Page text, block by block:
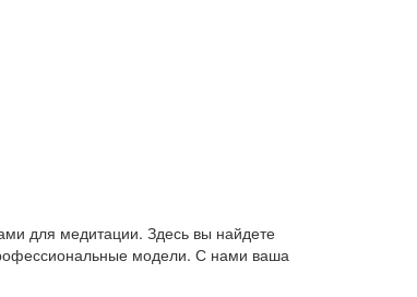
для медитации. Здесь вы найдете
модели. С нами ваша